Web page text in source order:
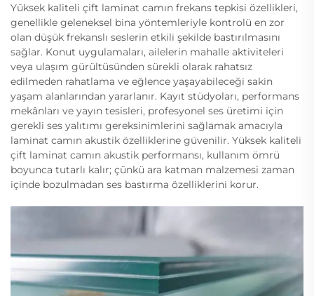
Yüksek kaliteli çift laminat camın frekans tepkisi özellikleri,
genellikle geleneksel bina yöntemleriyle kontrolü en zor
olan düşük frekanslı seslerin etkili şekilde bastırılmasını
sağlar. Konut uygulamaları, ailelerin mahalle aktiviteleri
veya ulaşım gürültüsünden sürekli olarak rahatsız
edilmeden rahatlama ve eğlence yaşayabileceği sakin
yaşam alanlarından yararlanır. Kayıt stüdyoları, performans
mekânları ve yayın tesisleri, profesyonel ses üretimi için
gerekli ses yalıtımı gereksinimlerini sağlamak amacıyla
laminat camın akustik özelliklerine güvenilir. Yüksek kaliteli
çift laminat camın akustik performansı, kullanım ömrü
boyunca tutarlı kalır; çünkü ara katman malzemesi zaman
içinde bozulmadan ses bastırma özelliklerini korur.